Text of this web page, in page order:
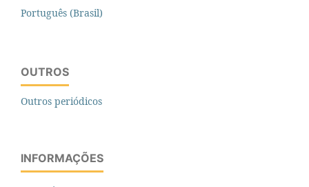
Português (Brasil)
OUTROS
Outros periódicos
INFORMAÇÕES